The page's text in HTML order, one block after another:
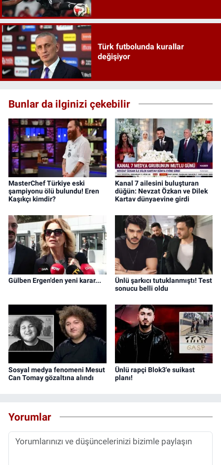
Türk futbolunda kurallar
değişiyor
Bunlar da ilginizi çekebilir
MasterChef Türkiye eski
şampiyonu ölü bulundu! Eren
Kaşıkçı kimdir?
Kanal 7 ailesini buluşturan
düğün: Nevzat Özkan ve Dilek
Kartav dünyaevine girdi
Gülben Ergen'den yeni karar...
Ünlü şarkıcı tutuklanmıştı! Test
sonucu belli oldu
Sosyal medya fenomeni Mesut
Can Tomay gözaltına alındı
Ünlü rapçi Blok3'e suikast
planı!
Yorumlar